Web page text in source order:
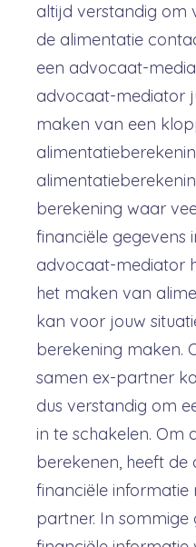
altijd verstandig om
de alimentatie
een advocaat-
advocaat-mediator
maken van een
berekening waar
financiële gegevens
advocaat-mediator
het maken van
kan voor jouw
berekening maken.
samen ex-partner
dus verstandig om
in te schakelen. Om
berekenen, heeft
financiële
partner. In sommige